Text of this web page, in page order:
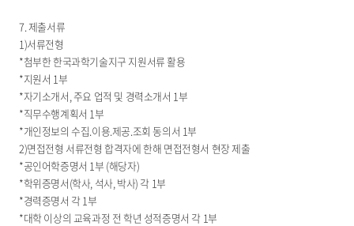
7. 제출서류
1)서류전형
*첨부한 한국과학기술지구 지원서류 활용
*지원서 1부
*자기소개서, 주요 업적 및 경력소개서 1부
*직무수행계획서 1부
*개인정보의 수집.이용.제공.조회 동의서 1부
2)면접전형 서류전형 합격자에 한해 면접전형서 현장 제출
*공인어학증명서 1부 (해당자)
*학위증명서(학사, 석사, 박사) 각 1부
*경력증명서 각 1부
*대학 이상의 교육과정 전 학년 성적증명서 각 1부